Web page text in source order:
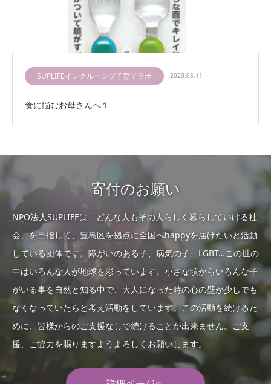
SUPLIFEインクルーシブ子育てラボ 2020.05.11
食に悩むお母さんへ１
寄付のお願い
NPO法人SUPLIFEは「どんな人もその人らしく暮らしていける社
会」を目指して、豊島区を拠点に全国へhappyを届けたいと活動
している団体です。障がいのある子、病気の子、LGBT…この世の
中はいろんな人が地球を彩っています。小さな頃からいろんな子
がいる事を自然と知る中で、大人になった時の心の壁が少しでも
なくなっていたらと考え活動をしています。この活動を続けるた
めに、皆様からのご支援なしで続けることが出来ません。ご支
援、ご協力を賜りますようよろしくお願いします。